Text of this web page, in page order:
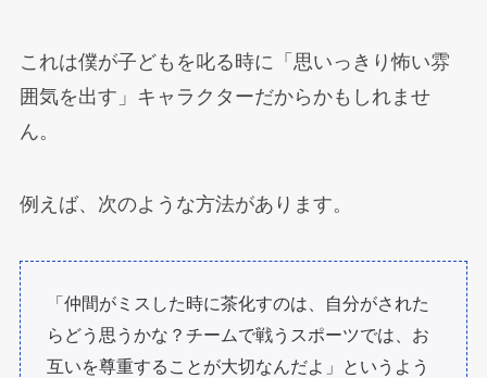
これは僕が子どもを叱る時に「思いっきり怖い雰
囲気を出す」キャラクターだからかもしれませ
ん。
例えば、次のような方法があります。
「仲間がミスした時に茶化すのは、自分がされた
らどう思うかな？チームで戦うスポーツでは、お
互いを尊重することが大切なんだよ」というよう